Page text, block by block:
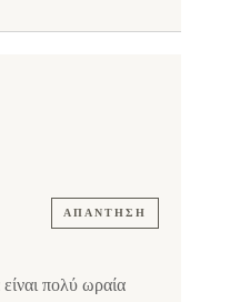
ΑΠΆΝΤΗΣΗ
πολύ ωραία